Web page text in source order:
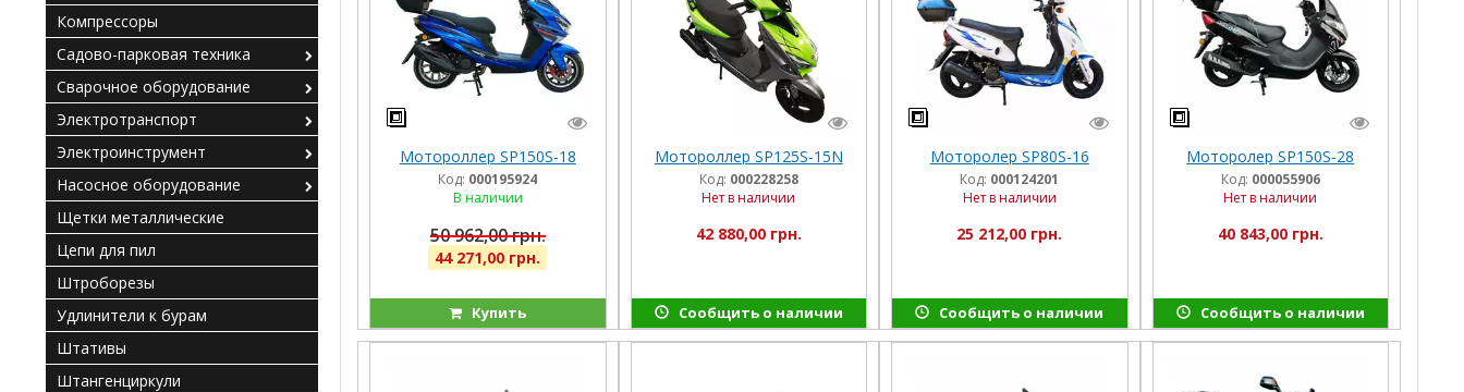
Мотороллер SP150S-18
Код: 000195924
В наличии
50 962,00 грн.
44 271,00 грн.
Купить
Мотороллер SP125S-15N
Код: 000228258
Нет в наличии
42 880,00 грн.
Сообщить о наличии
Моторолер SP80S-16
Код: 000124201
Нет в наличии
25 212,00 грн.
Сообщить о наличии
Моторолер SP150S-28
Код: 000055906
Нет в наличии
40 843,00 грн.
Сообщить о наличии
Компрессоры
Садово-парковая техника
Сварочное оборудование
Электротранспорт
Электроинструмент
Насосное оборудование
Щетки металлические
Цепи для пил
Штроборезы
Удлинители к бурам
Штативы
Штангенциркули